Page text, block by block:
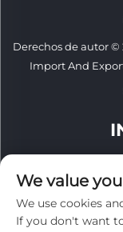
Derechos de autor
Import And
We value
We use cookies
If you don't want